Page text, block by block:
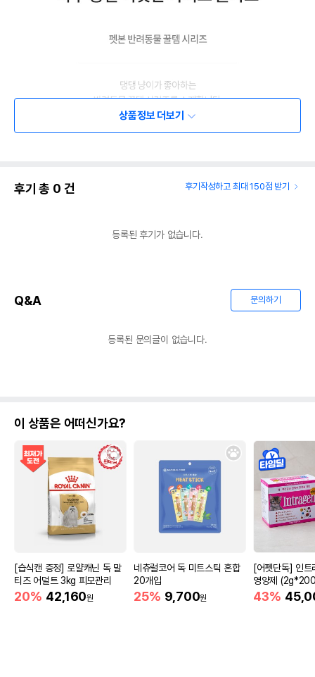
상품정보 더보기
후기 총 0 건 후기작성하고 최대 150점 받기
등록된 후기가 없습니다.
Q&A 문의하기
등록된 문의글이 없습니다.
이 상품은 어떠신가요?
[습식캔 증정] 로얄캐닌 독 말
티즈 어덜트 3kg 피모관리
20% 42,160원
네츄럴코어 독 미트스틱 혼합
20개입
25% 9,700원
[어펫단독] 인트
영양제
43%